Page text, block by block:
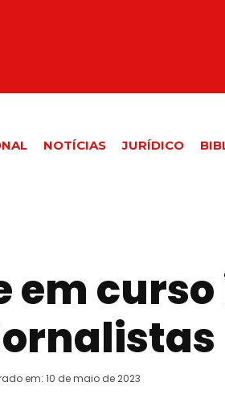
NOTÍCIAS JURÍDICO
em
em: 10 de maio de 2023